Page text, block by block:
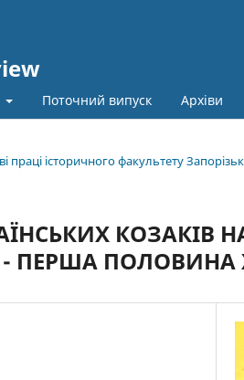
Поточний випуск Архіви
історичного факультету
КОЗАКІВ
ПЕРША ПОЛОВИНА